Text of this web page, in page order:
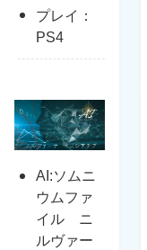
プレイ：
PS4
AI:ソムニ
ウムファ
イル ニ
ルヴァー